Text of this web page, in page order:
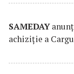
SAMEDAY
achiziție a